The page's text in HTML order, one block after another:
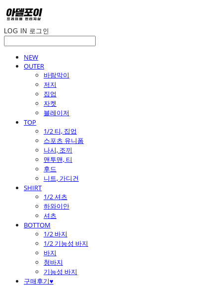
LOG IN 로그인
NEW
OUTER
바람막이
저지
집업
자켓
블레이저
TOP
1/2 티, 집업
스포츠 유니폼
나시, 조끼
맨투맨, 티
후드
니트, 가디건
SHIRT
1/2 셔츠
하와이안
셔츠
BOTTOM
1/2 바지
1/2 기능성 바지
바지
청바지
기능성 바지
구매후기♥